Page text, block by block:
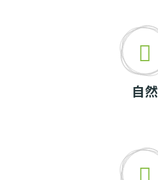
自然